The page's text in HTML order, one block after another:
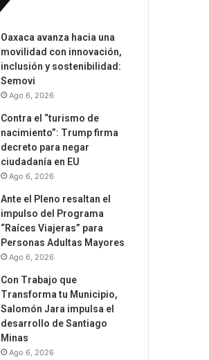
Oaxaca avanza hacia una
movilidad con innovación,
inclusión y sostenibilidad:
Semovi
Ago 6, 2026
Contra el “turismo de
nacimiento”: Trump firma
decreto para negar
ciudadanía en EU
Ago 6, 2026
Ante el Pleno resaltan el
impulso del Programa
“Raíces Viajeras” para
Personas Adultas Mayores
Ago 6, 2026
Con Trabajo que
Transforma tu Municipio,
Salomón Jara impulsa el
desarrollo de Santiago
Minas
Ago 6, 2026